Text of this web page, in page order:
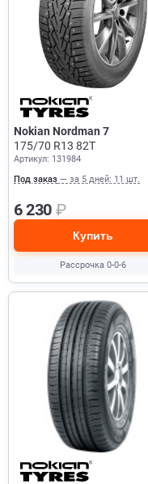
Nokian Nordman 7
175/70 R13 82T
Артикул: 131984
Под заказ — за 5 дней: 11 шт.
6 230 ₽
Купить
Рассрочка 0-0-6